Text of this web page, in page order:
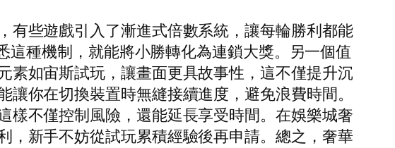
有些遊戲引入了漸進式倍數系統，讓每輪勝利都能
種機制，就能將小勝轉化為連鎖大獎。另一個值
素如宙斯試玩，讓畫面更具故事性，這不僅提升沉
你在切換裝置時無縫接續進度，避免浪費時間。
樣不僅控制風險，還能延長享受時間。在娛樂城奢
，新手不妨從試玩累積經驗後再申請。總之，奢華